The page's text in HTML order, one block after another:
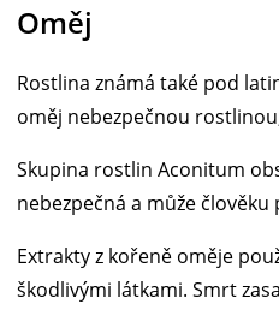
Oměj
Rostlina známá také pod
oměj nebezpečnou
Skupina rostlin Aconitum
nebezpečná a může
Extrakty z kořeně oměje
škodlivými látkami. Smrt